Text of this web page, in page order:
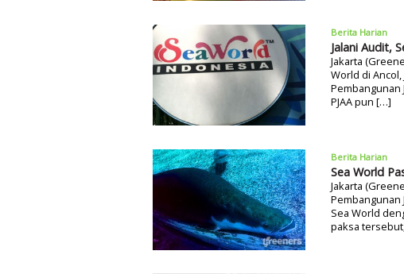
Berita Harian
Jalani Audit,
Jakarta
World di
Pembangunan
PJAA pun […]
Berita Harian
Sea World
Jakarta
Pembangunan
Sea World
paksa